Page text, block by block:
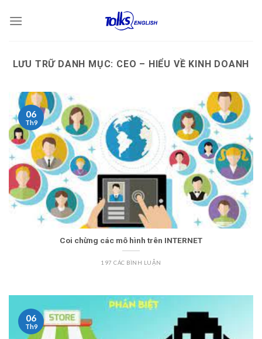
đến
LƯU TRỮ DANH MỤC: CEO – HIỂU VỀ KINH DOANH
Coi chừng các mô hình trên INTERNET
197 CÁC BÌNH LUẬN
06
Th9
06
Th9